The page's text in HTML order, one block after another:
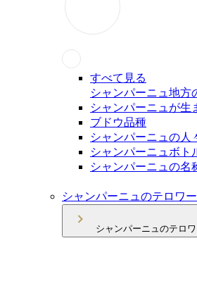
すべて見る
シャンパーニュ地方
シャンパーニュが生
ブドウ品種
シャンパーニュの人
シャンパーニュボト
シャンパーニュの名
シャンパーニュのテロワ
シャンパーニュのテロ